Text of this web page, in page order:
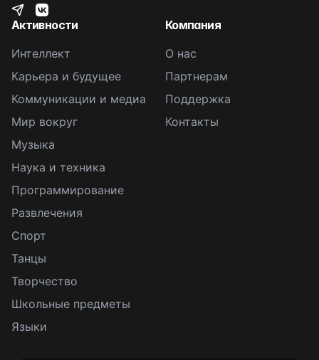
Активности
Интеллект
Карьера и будущее
Коммуникации и медиа
Мир вокруг
Музыка
Наука и техника
Программирование
Развлечения
Спорт
Танцы
Творчество
Школьные предметы
Языки
Компания
О нас
Партнерам
Поддержка
Контакты